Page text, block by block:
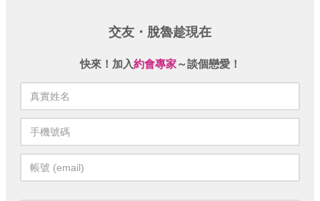
交友・脫魯趁現在
快來！加入約會專家～談個戀愛！